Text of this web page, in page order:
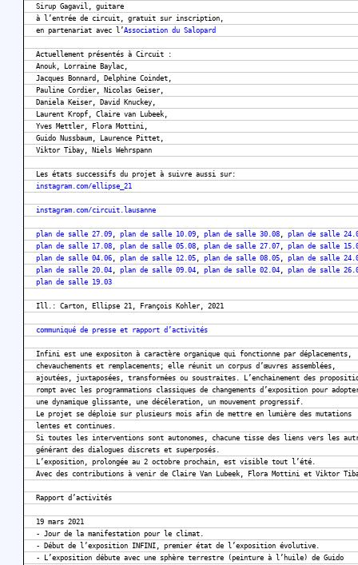
Sirup Gagavil, guitare
à l’entrée de circuit, gratuit sur inscription,
en partenariat avec l’Association du Salopard
Actuellement présentés à Circuit :
Anouk, Lorraine Baylac,
Jacques Bonnard, Delphine Coindet,
Pauline Cordier, Nicolas Geiser,
Daniela Keiser, David Knuckey,
Laurent Kropf, Claire van Lubeek,
Yves Mettler, Flora Mottini,
Guido Nussbaum, Laurence Pittet,
Viktor Tibay, Niels Wehrspann
Les états successifs du projet à suivre aussi sur:
instagram.com/ellipse_21
instagram.com/circuit.lausanne
plan de salle 27.09 , plan de salle 10.09 , plan de salle 30.08 , plan de salle
plan de salle 17.08 , plan de salle 05.08 , plan de salle 27.07 , plan de salle
plan de salle 04.06 , plan de salle 12.05 , plan de salle 08.05 , plan de salle
plan de salle 20.04 , plan de salle 09.04 , plan de salle 02.04 , plan de salle
plan de salle 19.03
Ill.: Carton, Ellipse 21, François Kohler, 2021
communiqué de presse et rapport d’activités
Infini est une expositon à caractère organique qui fonctionne par déplacements,
chevauchements et remplacements; elle réunit un corpus d’œuvres assemblées,
ajoutées, juxtaposées, transformées ou soustraites. L’enchainement des
rompt avec les programmations classiques de changements d’exposition pour
une dynamique glissante, une décéleration, un mouvement progressif.
Le projet se déploie sur plusieurs mois afin de mettre en lumière des mutations
lentes et continues.
Si toutes les interventions sont autonomes, chacune tisse des liens vers les
générant des dialogues discrets et superposés.
L’exposition, prolongée au 2 octobre prochain, est visible tout l’été.
Avec des contributions à venir de Claire Van Lubeek, Flora Mottini et Viktor
Rapport d’activités
19 mars 2021
- Jour de la manifestation pour le climat.
- Début de l’exposition INFINI, premier état de l’exposition évolutive.
- L’exposition débute avec une sphère terrestre (peinture à l’huile) de Guido